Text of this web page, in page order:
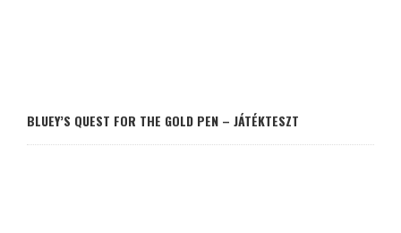
BLUEY’S QUEST FOR THE GOLD PEN – JÁTÉKTESZT